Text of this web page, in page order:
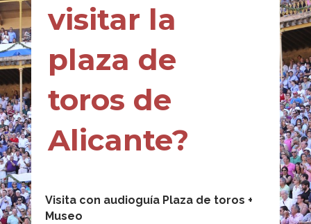
visitar la
plaza de
toros de
Alicante?
Visita con audioguía Plaza de toros +
Museo